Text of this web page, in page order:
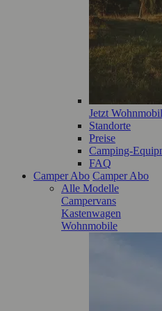
Jetzt
Standorte
Preise
Camping-
FAQ
Camper Abo Camper Abo
Alle Modelle
Campervans
Kastenwagen
Wohnmobile